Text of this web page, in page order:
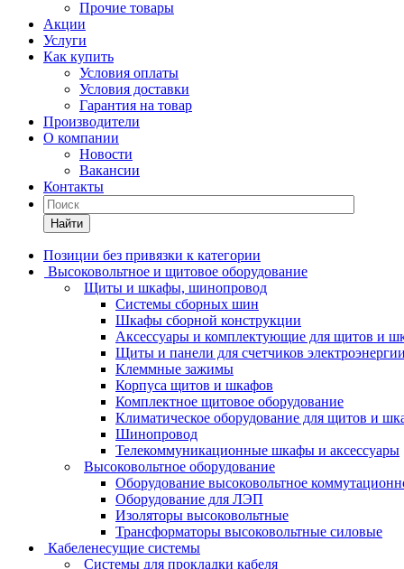
Прочие товары
Акции
Услуги
Как купить
Условия оплаты
Условия доставки
Гарантия на товар
Производители
О компании
Новости
Вакансии
Контакты
Найти
Позиции без привязки к категории
Высоковольтное и щитовое оборудование
Щиты и шкафы, шинопровод
Системы сборных шин
Шкафы сборной конструкции
Аксессуары и комплектующие для щитов и
Щиты и панели для счетчиков электроэнергии
Клеммные зажимы
Корпуса щитов и шкафов
Комплектное щитовое оборудование
Климатическое оборудование для щитов и
Шинопровод
Телекоммуникационные шкафы и аксессуары
Высоковольтное оборудование
Оборудование высоковольтное
Оборудование для ЛЭП
Изоляторы высоковольтные
Трансформаторы высоковольтные силовые
Кабеленесущие системы
Системы для прокладки кабеля